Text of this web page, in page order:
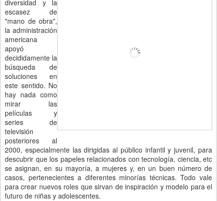
diversidad y la
escasez de
"mano de obra",
la administración
americana
apoyó
decididamente la
búsqueda de
soluciones en
este sentido. No
hay nada como
mirar las
películas y
series de
televisión
posteriores al
2000, especialmente las dirigidas al público infantil y juvenil, para
descubrir que los papeles relacionados con tecnología, ciencia, etc
se asignan, en su mayoría, a mujeres y, en un buen número de
casos, pertenecientes a diferentes minorías técnicas. Todo vale
para crear nuevos roles que sirvan de inspiración y modelo para el
futuro de niñas y adolescentes.